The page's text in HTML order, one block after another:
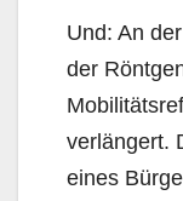
Und: An
der
verlängert.
eines